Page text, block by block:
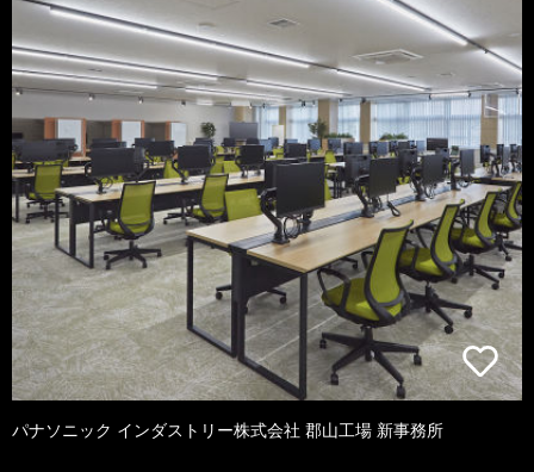
パナソニック インダストリー株式会社 郡山工場 新事務所